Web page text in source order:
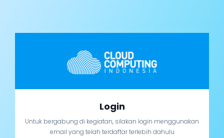
Login
Untuk bergabung di kegiatan, silakan login menggunakan
email yang telah terdaftar terlebih dahulu